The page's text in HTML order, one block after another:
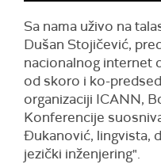
Sa nama uživo na
Dušan Stojičević,
nacionalnog internet
od skoro i ko-
organizaciji ICANN,
Konferencije
Đukanović, lingvista,
jezički inženjering".